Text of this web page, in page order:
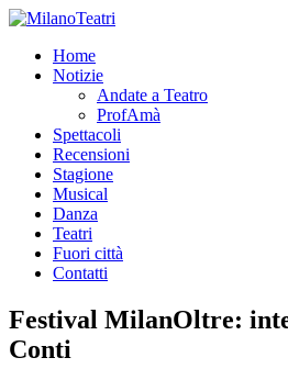
Home
Notizie
Andate a Teatro
ProfAmà
Spettacoli
Recensioni
Stagione
Musical
Danza
Teatri
Fuori città
Contatti
Festival MilanOltre:
Conti